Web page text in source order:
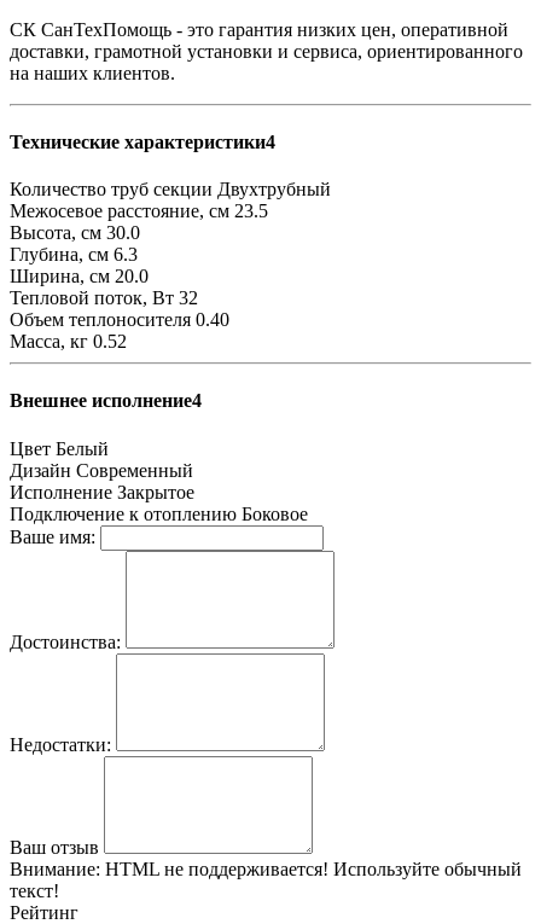
СК СанТехПомощь - это гарантия низких цен, оперативной
доставки, грамотной установки и сервиса, ориентированного
на наших клиентов.
Технические характеристики4
Количество труб секции Двухтрубный
Межосевое расстояние, см 23.5
Высота, см 30.0
Глубина, см 6.3
Ширина, см 20.0
Тепловой поток, Вт 32
Объем теплоносителя 0.40
Масса, кг 0.52
Внешнее исполнение4
Цвет Белый
Дизайн Современный
Исполнение Закрытое
Подключение к отоплению Боковое
Ваше имя:
Достоинства:
Недостатки:
Ваш отзыв
Внимание: HTML не поддерживается! Используйте обычный
текст!
Рейтинг